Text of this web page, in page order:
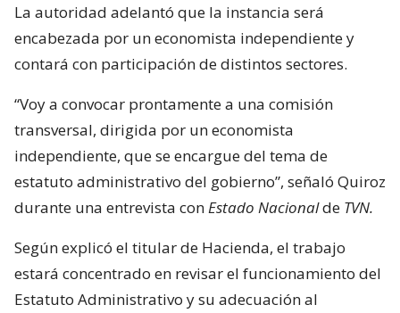
La autoridad adelantó que la instancia será
encabezada por un economista independiente y
contará con participación de distintos sectores.
“Voy a convocar prontamente a una comisión
transversal, dirigida por un economista
independiente, que se encargue del tema de
estatuto administrativo del gobierno”, señaló Quiroz
durante una entrevista conEstado Nacionalde TVN.
Según explicó el titular de Hacienda, el trabajo
estará concentrado en revisar el funcionamiento del
Estatuto Administrativo y su adecuación al